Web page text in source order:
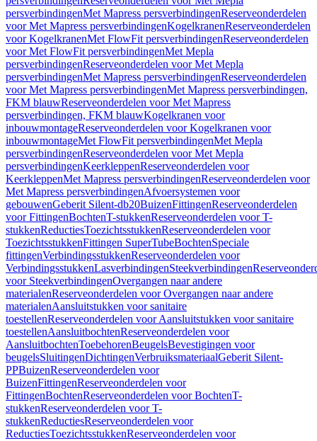
persverbindingenMet Mapress persverbindingenReserveonderdelen
voor Met Mapress persverbindingenKogelkranenReserveonderdelen
voor KogelkranenMet FlowFit persverbindingenReserveonderdelen
voor Met FlowFit persverbindingenMet Mepla
persverbindingenReserveonderdelen voor Met Mepla
persverbindingenMet Mapress persverbindingenReserveonderdelen
voor Met Mapress persverbindingenMet Mapress persverbindingen,
FKM blauwReserveonderdelen voor Met Mapress
persverbindingen, FKM blauwKogelkranen voor
inbouwmontageReserveonderdelen voor Kogelkranen voor
inbouwmontageMet FlowFit persverbindingenMet Mepla
persverbindingenReserveonderdelen voor Met Mepla
persverbindingenKeerkleppenReserveonderdelen voor
KeerkleppenMet Mapress persverbindingenReserveonderdelen voor
Met Mapress persverbindingenAfvoersystemen voor
gebouwenGeberit Silent-db20BuizenFittingenReserveonderdelen
voor FittingenBochtenT-stukkenReserveonderdelen voor T-
stukkenReductiesToezichtsstukkenReserveonderdelen voor
ToezichtsstukkenFittingen SuperTubeBochtenSpeciale
fittingenVerbindingsstukkenReserveonderdelen voor
VerbindingsstukkenLasverbindingenSteekverbindingen
voor SteekverbindingenOvergangen naar andere
materialenReserveonderdelen voor Overgangen naar andere
materialenAansluitstukken voor sanitaire
toestellenReserveonderdelen voor Aansluitstukken voor sanitaire
toestellenAansluitbochtenReserveonderdelen voor
AansluitbochtenToebehorenBeugelsBevestigingen voor
beugelsSluitingenDichtingenVerbruiksmateriaalGeberit Silent-
PPBuizenReserveonderdelen voor
BuizenFittingenReserveonderdelen voor
FittingenBochtenReserveonderdelen voor BochtenT-
stukkenReserveonderdelen voor T-
stukkenReductiesReserveonderdelen voor
ReductiesToezichtsstukkenReserveonderdelen voor